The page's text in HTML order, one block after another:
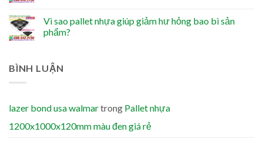
Vì sao pallet nhựa giúp giảm hư hỏng bao bì sản
phẩm?
BÌNH LUẬN
lazer bond usa walmartrong Pallet nhựa
1200x1000x120mm màu đen giá rẻ